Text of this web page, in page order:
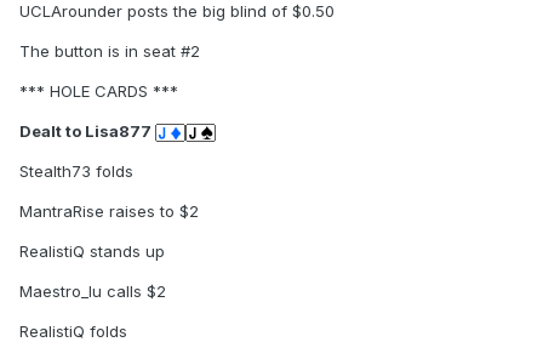
UCLArounder posts the big blind of $0.50
The button is in seat #2
*** HOLE CARDS ***
Dealt to Lisa877
Stealth73 folds
MantraRise raises to $2
RealistiQ stands up
Maestro_lu calls $2
RealistiQ folds